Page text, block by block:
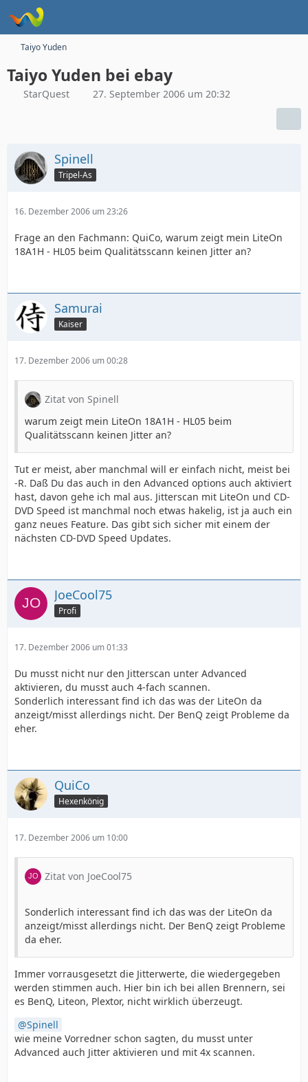
Taiyo Yuden
Taiyo Yuden bei ebay
StarQuest 27. September 2006 um 20:32
Spinell
Tripel-As
16. Dezember 2006 um 23:26
Frage an den Fachmann: QuiCo, warum zeigt mein LiteOn
18A1H - HL05 beim Qualitätsscann keinen Jitter an?
Samurai
Kaiser
17. Dezember 2006 um 00:28
Zitat von Spinell
warum zeigt mein LiteOn 18A1H - HL05 beim
Qualitätsscann keinen Jitter an?
Tut er meist, aber manchmal will er einfach nicht, meist bei
-R. Daß Du das auch in den Advanced options auch aktiviert
hast, davon gehe ich mal aus. Jitterscan mit LiteOn und CD-
DVD Speed ist manchmal noch etwas hakelig, ist ja auch ein
ganz neues Feature. Das gibt sich sicher mit einem der
nächsten CD-DVD Speed Updates.
JoeCool75
Profi
17. Dezember 2006 um 01:33
Du musst nicht nur den Jitterscan unter Advanced
aktivieren, du musst auch 4-fach scannen.
Sonderlich interessant find ich das was der LiteOn da
anzeigt/misst allerdings nicht. Der BenQ zeigt Probleme da
eher.
QuiCo
Hexenkönig
17. Dezember 2006 um 10:00
Zitat von JoeCool75
Sonderlich interessant find ich das was der LiteOn da
anzeigt/misst allerdings nicht. Der BenQ zeigt Probleme
da eher.
Immer vorrausgesetzt die Jitterwerte, die wiedergegeben
werden stimmen auch. Hier bin ich bei allen Brennern, sei
es BenQ, Liteon, Plextor, nicht wirklich überzeugt.
Spinell
wie meine Vorredner schon sagten, du musst unter
Advanced auch Jitter aktivieren und mit 4x scannen.